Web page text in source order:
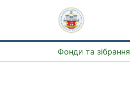
Фонди та зібрання